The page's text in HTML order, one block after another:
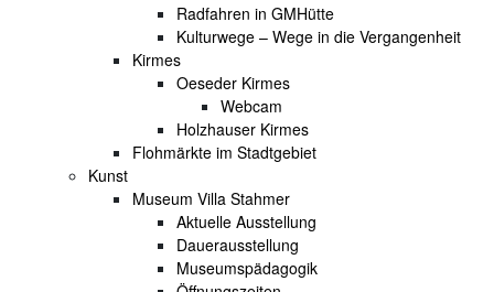
Radfahren in GMHütte
Kulturwege – Wege in die Vergangenheit
Kirmes
Oeseder Kirmes
Webcam
Holzhauser Kirmes
Flohmärkte im Stadtgebiet
Kunst
Museum Villa Stahmer
Aktuelle Ausstellung
Dauerausstellung
Museumspädagogik